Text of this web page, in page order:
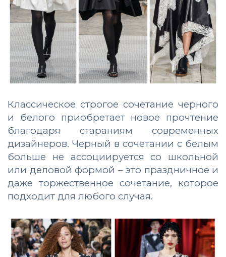
Классическое строгое сочетание черного
и белого приобретает новое прочтение
благодаря стараниям современных
дизайнеров. Черный в сочетании с белым
больше не ассоциируется со школьной
или деловой формой – это праздничное и
даже торжественное сочетание, которое
подходит для любого случая.